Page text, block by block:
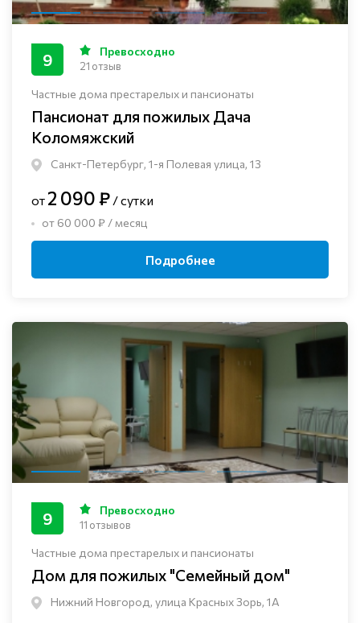
Частные дома престарелых и пансионаты
Пансионат для пожилых Дача
Коломяжский
Санкт-Петербург, 1-я Полевая улица, 13
9 Превосходно
21 отзыв
от 2 090 ₽ / сутки
от 60 000 ₽ / месяц
Подробнее
Частные дома престарелых и пансионаты
Дом для пожилых "Семейный дом"
Нижний Новгород, улица Красных Зорь, 1А
9 Превосходно
11 отзывов